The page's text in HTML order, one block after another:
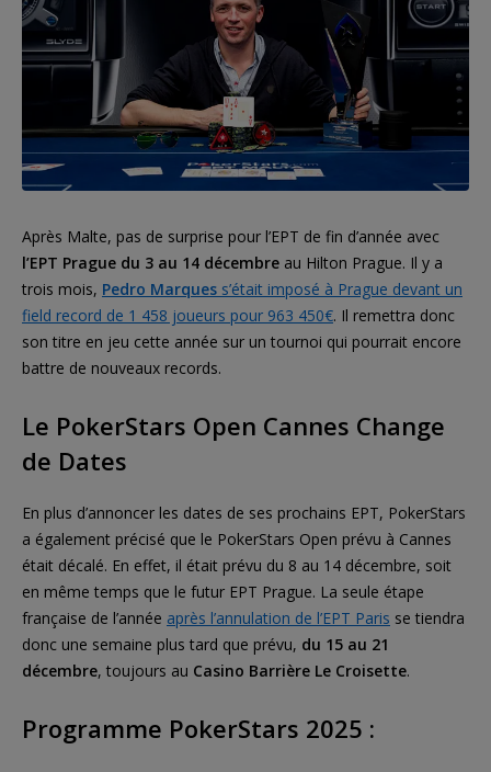
Après Malte, pas de surprise pour l’EPT de fin d’année avec
l’EPT Prague du 3 au 14 décembre au Hilton Prague. Il y a
trois mois, Pedro Marques s’était imposé à Prague devant un
field record de 1 458 joueurs pour 963 450€. Il remettra donc
son titre en jeu cette année sur un tournoi qui pourrait encore
battre de nouveaux records.
Le PokerStars Open Cannes Change
de Dates
En plus d’annoncer les dates de ses prochains EPT, PokerStars
a également précisé que le PokerStars Open prévu à Cannes
était décalé. En effet, il était prévu du 8 au 14 décembre, soit
en même temps que le futur EPT Prague. La seule étape
française de l’année après l’annulation de l’EPT Paris se tiendra
donc une semaine plus tard que prévu, du 15 au 21
décembre, toujours au Casino Barrière Le Croisette.
Programme PokerStars 2025 :